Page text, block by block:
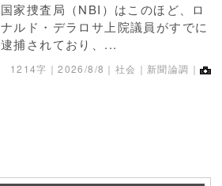
国家捜査局（NBI）はこのほど、ロ
ナルド・デラロサ上院議員がすでに
逮捕されており、...
1214字｜2026/8/8 ｜社会｜新聞論調｜